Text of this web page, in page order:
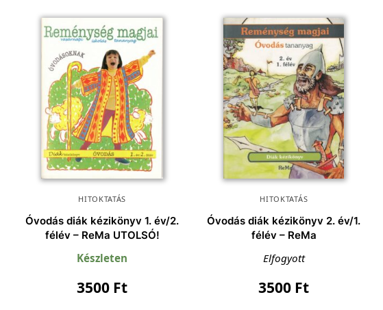
HITOKTATÁS
Óvodás diák kézikönyv 1. év/2.
félév – ReMa UTOLSÓ!
Készleten
3500 Ft
HITOKTATÁS
Óvodás diák kézikönyv 2. év/1.
félév – ReMa
Elfogyott
3500 Ft